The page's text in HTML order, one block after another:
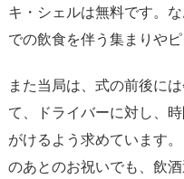
キ・シェルは無料です。
での飲食を伴う集まりや
また当局は、式の前後に
て、ドライバーに対し、
がけるよう求めています
のあとのお祝いでも、飲